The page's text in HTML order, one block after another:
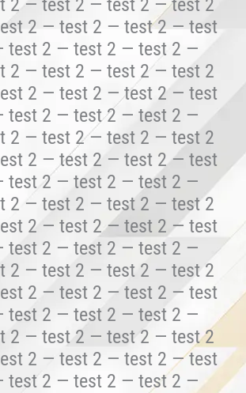
2 — test 2 — test 2 — test
test 2 — test 2 — test 2 —
2 — test 2 — test 2 — test 2
2 — test 2 — test 2 — test
test 2 — test 2 — test 2 —
2 — test 2 — test 2 — test 2
2 — test 2 — test 2 — test
test 2 — test 2 — test 2 —
2 — test 2 — test 2 — test 2
2 — test 2 — test 2 — test
test 2 — test 2 — test 2 —
2 — test 2 — test 2 — test 2
2 — test 2 — test 2 — test
test 2 — test 2 — test 2 —
2 — test 2 — test 2 — test 2
2 — test 2 — test 2 — test
test 2 — test 2 — test 2 —